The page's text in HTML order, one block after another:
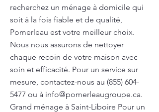
recherchez un ménage à domicile qui
soit à la fois fiable et de qualité,
Pomerleau est votre meilleur choix.
Nous nous assurons de nettoyer
chaque recoin de votre maison avec
soin et efficacité. Pour un service sur
mesure, contactez-nous au (855) 604-
5477 ou à info@pomerleaugroupe.ca.
Grand ménage à Saint-Liboire Pour un